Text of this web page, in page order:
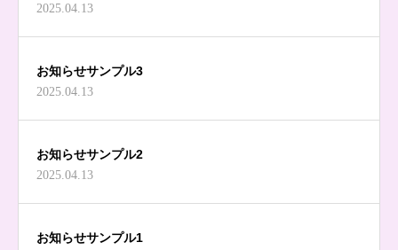
2025.04.13
お知らせサンプル3
2025.04.13
お知らせサンプル2
2025.04.13
お知らせサンプル1